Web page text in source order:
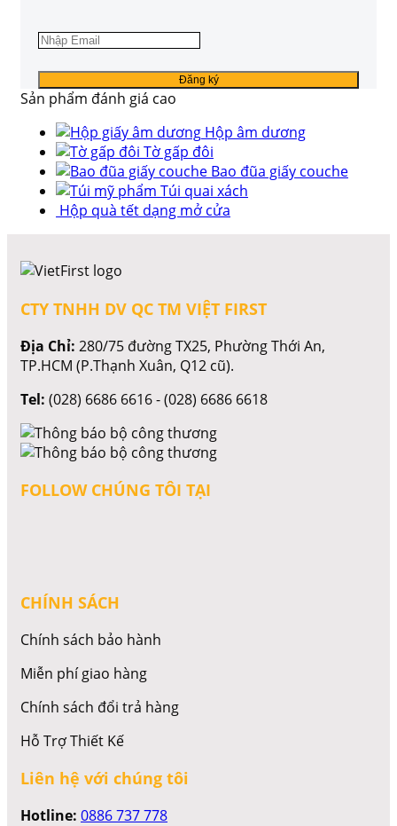
Sản phẩm đánh giá cao
Hộp âm dương
Tờ gấp đôi
Bao đũa giấy couche
Túi quai xách
Hộp quà tết dạng mở cửa
CTY TNHH DV QC TM VIỆT FIRST
Địa Chỉ: 280/75 đường TX25, Phường Thới An,
TP.HCM (P.Thạnh Xuân, Q12 cũ).
Tel: (028) 6686 6616 - (028) 6686 6618
FOLLOW CHÚNG TÔI TẠI
CHÍNH SÁCH
Chính sách bảo hành
Miễn phí giao hàng
Chính sách đổi trả hàng
Hỗ Trợ Thiết Kế
Liên hệ với chúng tôi
Hotline: 0886 737 778